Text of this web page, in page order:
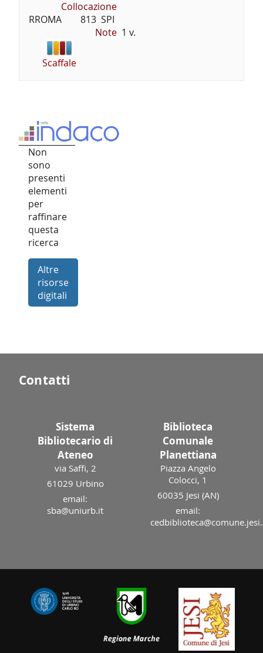
Collocazione
RROMA        813  SPI
Note 1 v.
Scaffale
Non
sono
presenti
elementi
per
raffinare
questa
ricerca
Altre
risorse
digitali
Contatti
Sistema
Bibliotecario di
Ateneo
via Saffi, 2
61029 Urbino
email:
sba@uniurb.it
Biblioteca
Comunale
Planettiana
Piazza Angelo
Colocci, 1
60035 Jesi (AN)
email: